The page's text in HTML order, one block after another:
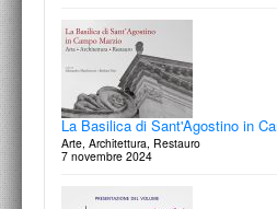
Arduino Cantàfora
Parole e immagini
27 ottobre 2025
La Basilica di Sant'Agostino in
Arte, Architettura, Restauro
7 novembre 2024